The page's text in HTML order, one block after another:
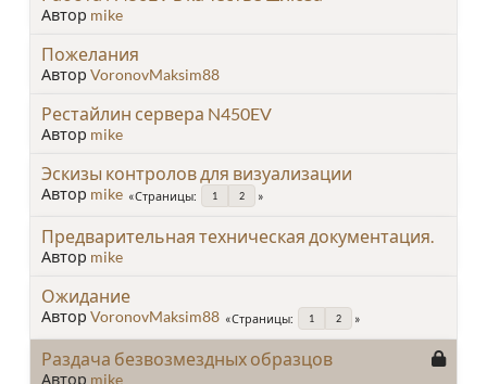
Автор mike
Пожелания
Автор VoronovMaksim88
Рестайлин сервера N450EV
Автор mike
Эскизы контролов для визуализации
Автор mike Страницы 1 2
Предварительная техническая документация.
Автор mike
Ожидание
Автор VoronovMaksim88 Страницы 1 2
Раздача безвозмездных образцов
Автор mike